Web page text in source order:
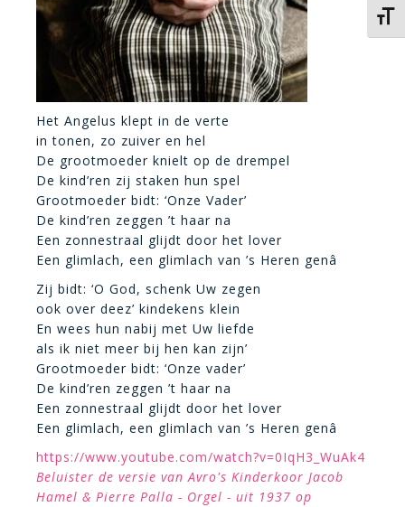
Het Angelus klept in de verte
in tonen, zo zuiver en hel
De grootmoeder knielt op de drempel
De kind’ren zij staken hun spel
Grootmoeder bidt: ‘Onze Vader’
De kind’ren zeggen ’t haar na
Een zonnestraal glijdt door het lover
Een glimlach, een glimlach van ’s Heren genâ
Zij bidt: ‘O God, schenk Uw zegen
ook over deez’ kindekens klein
En wees hun nabij met Uw liefde
als ik niet meer bij hen kan zijn’
Grootmoeder bidt: ‘Onze vader’
De kind’ren zeggen ’t haar na
Een zonnestraal glijdt door het lover
Een glimlach, een glimlach van ’s Heren genâ
https://www.youtube.com/watch?v=0IqH3_WuAk4
Beluister de versie van Avro's Kinderkoor Jacob
Hamel & Pierre Palla - Orgel - uit 1937 op